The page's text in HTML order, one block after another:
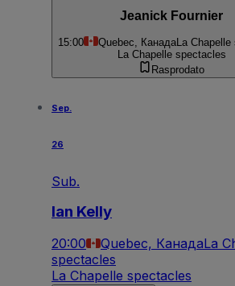
Jeanick Fournier
15:00 Quebec, Канада La
La Chapelle spectacles
Rasprodato
Sep.
26
Sub.
Ian Kelly
20:00 Quebec, КанадаLa
spectacles
La Chapelle spectacles